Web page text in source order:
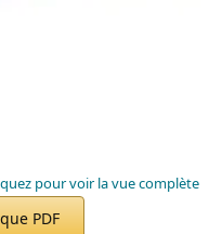
pour voir la vue complète
PDF